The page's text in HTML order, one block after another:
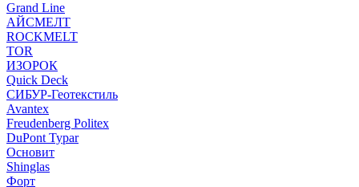
Grand Line
АЙСМЕЛТ
ROCKMELT
TOR
ИЗОРОК
Quick Deck
СИБУР-Геотекстиль
Avantex
Freudenberg Politex
DuPont Typar
Основит
Shinglas
Форт